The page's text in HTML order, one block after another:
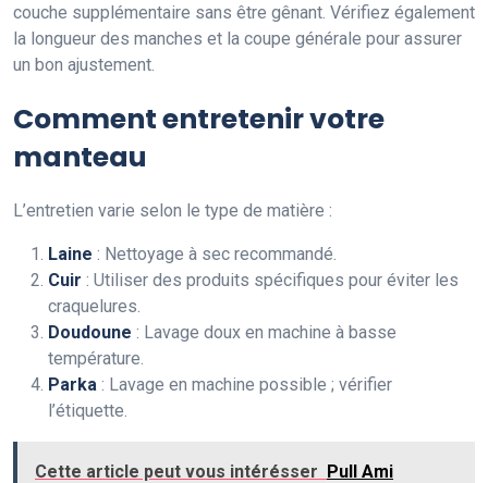
couche supplémentaire sans être gênant. Vérifiez également
la longueur des manches et la coupe générale pour assurer
un bon ajustement.
Comment entretenir votre
manteau
L’entretien varie selon le type de matière :
Laine : Nettoyage à sec recommandé.
Cuir : Utiliser des produits spécifiques pour éviter les
craquelures.
Doudoune : Lavage doux en machine à basse
température.
Parka : Lavage en machine possible ; vérifier
l’étiquette.
Cette article peut vous intérésser Pull Ami